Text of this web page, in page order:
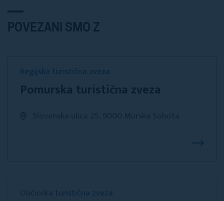
POVEZANI SMO Z
Regijska turistična zveza
Pomurska turistična zveza
Občinska turistična zveza